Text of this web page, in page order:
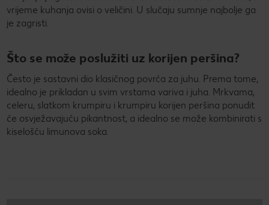
vrijeme kuhanja ovisi o veličini. U slučaju sumnje najbolje ga
je zagristi.
Što se može poslužiti uz korijen peršina?
Često je sastavni dio klasičnog povrća za juhu. Prema tome,
idealno je prikladan u svim vrstama variva i juha. Mrkvama,
celeru, slatkom krumpiru i krumpiru korijen peršina ponudit
će osvježavajuću pikantnost, a idealno se može kombinirati s
kiselošću limunova soka.